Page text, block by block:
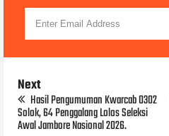
Next
Hasil Pengumuman Kwarcab 0302
Solok, 64 Penggalang Lolos Seleksi
Awal Jambore Nasional 2026.